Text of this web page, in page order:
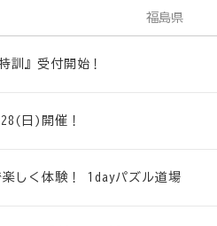
福島県
訓』受付開始！
日)開催！
しく体験！ 1dayパズル道場